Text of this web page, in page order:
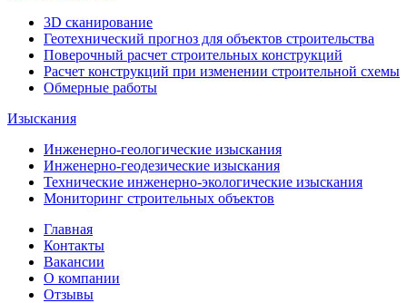
3D сканирование
Геотехнический прогноз для объектов строительства
Поверочный расчет строительных конструкций
Расчет конструкций при изменении строительной схемы
Обмерные работы
Изыскания
Инженерно-геологические изыскания
Инженерно-геодезические изыскания
Технические инженерно-экологические изыскания
Мониторинг строительных объектов
Главная
Контакты
Вакансии
О компании
Отзывы